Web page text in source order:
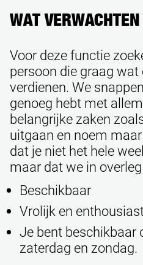
WAT
Voor deze functie
persoon die graag wat
verdienen. We
genoeg hebt met
belangrijke zaken
uitgaan en noem
dat je niet het hele
maar dat we in
Beschikbaar
Vrolijk en enthousiast
Je bent beschikbaar
zaterdag en zondag.